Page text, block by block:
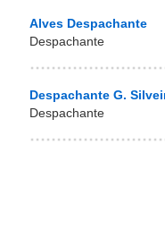
Alves Despachante
Despachante
Despachante G.
Despachante